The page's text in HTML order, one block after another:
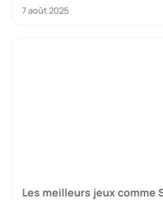
7 août 2025
Les meilleurs jeux comme